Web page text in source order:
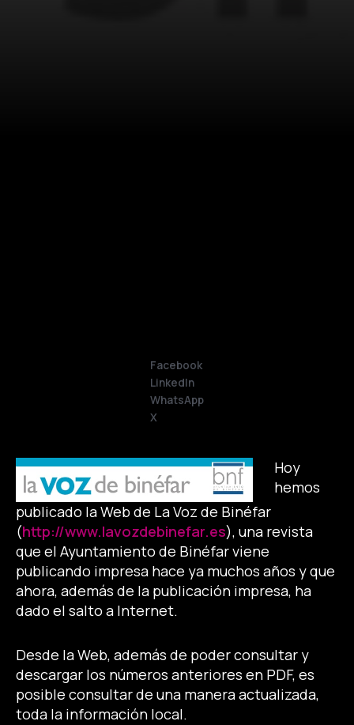
Facebook
LinkedIn
WhatsApp
X
Hoy
hemos
publicado la Web de La Voz de Binéfar
(http://www.lavozdebinefar.es), una revista
que el Ayuntamiento de Binéfar viene
publicando impresa hace ya muchos años y que
ahora, además de la publicación impresa, ha
dado el salto a Internet.
Desde la Web, además de poder consultar y
descargar los números anteriores en PDF, es
posible consultar de una manera actualizada,
toda la información local.